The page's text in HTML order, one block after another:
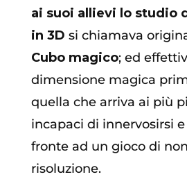
ai suoi allievi lo studio
in 3D si chiamava
Cubo magico; ed
dimensione magica
quella che arriva ai più
incapaci di innervosirsi
fronte ad un gioco di
risoluzione.